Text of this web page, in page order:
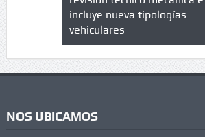
incluye nueva tipologías
vehiculares
NOS UBICAMOS